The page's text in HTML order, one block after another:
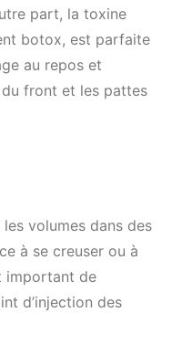
part, la toxine
botox, est parfaite
au repos et
front et les pattes
volumes dans des
à se creuser ou à
important de
d’injection des